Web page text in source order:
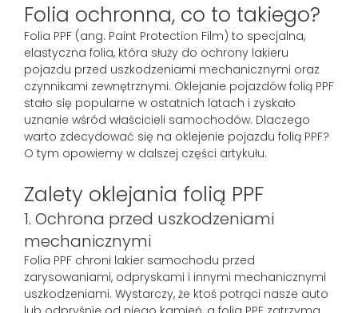
Folia ochronna, co to takiego?
Folia PPF (ang. Paint Protection Film) to specjalna,
elastyczna folia, która służy do ochrony lakieru
pojazdu przed uszkodzeniami mechanicznymi oraz
czynnikami zewnętrznymi. Oklejanie pojazdów folią PPF
stało się popularne w ostatnich latach i zyskało
uznanie wśród właścicieli samochodów. Dlaczego
warto zdecydować się na oklejenie pojazdu folią PPF?
O tym opowiemy w dalszej części artykułu.
Zalety oklejania folią PPF
1. Ochrona przed uszkodzeniami
mechanicznymi
Folia PPF chroni lakier samochodu przed
zarysowaniami, odpryskami i innymi mechanicznymi
uszkodzeniami. Wystarczy, że ktoś potrąci nasze auto